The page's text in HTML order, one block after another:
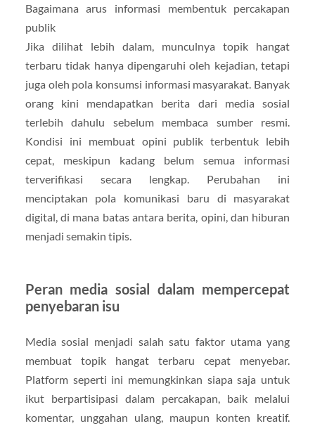
Bagaimana arus informasi membentuk percakapan
publik
Jika dilihat lebih dalam, munculnya topik hangat
terbaru tidak hanya dipengaruhi oleh kejadian, tetapi
juga oleh pola konsumsi informasi masyarakat. Banyak
orang kini mendapatkan berita dari media sosial
terlebih dahulu sebelum membaca sumber resmi.
Kondisi ini membuat opini publik terbentuk lebih
cepat, meskipun kadang belum semua informasi
terverifikasi secara lengkap. Perubahan ini
menciptakan pola komunikasi baru di masyarakat
digital, di mana batas antara berita, opini, dan hiburan
menjadi semakin tipis.
Peran media sosial dalam mempercepat
penyebaran isu
Media sosial menjadi salah satu faktor utama yang
membuat topik hangat terbaru cepat menyebar.
Platform seperti ini memungkinkan siapa saja untuk
ikut berpartisipasi dalam percakapan, baik melalui
komentar, unggahan ulang, maupun konten kreatif.